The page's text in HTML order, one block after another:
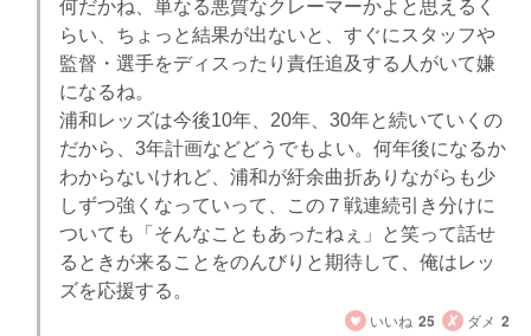
何だかね、単なる悪質なクレーマーかよと思えるく
らい、ちょっと結果が出ないと、すぐにスタッフや
監督・選手をディスったり責任追及する人がいて嫌
になるね。
浦和レッズは今後10年、20年、30年と続いていくの
だから、3年計画などどうでもよい。何年後になるか
わからないけれど、浦和が紆余曲折ありながらも少
しずつ強くなっていって、この７戦連続引き分けに
ついても「そんなこともあったねぇ」と笑って話せ
るときが来ることをのんびりと期待して、俺はレッ
ズを応援する。
いいね 25 ダメ 2